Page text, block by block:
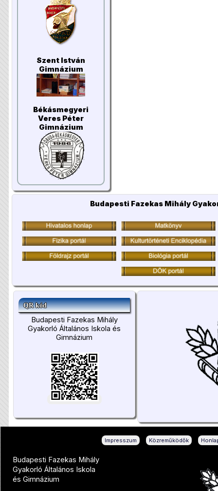
Szent István
Gimnázium
Békásmegyeri
Veres Péter
Gimnázium
Budapesti Fazekas Mihály
QR kód
Budapesti Fazekas Mihály
Gyakorló Általános Iskola és
Gimnázium
Impresszum Közreműködők
Budapesti Fazekas Mihály
Gyakorló Általános Iskola
és Gimnázium